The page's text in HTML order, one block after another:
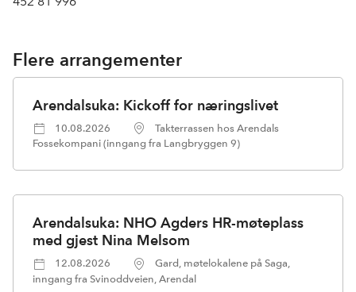
Flere arrangementer
Arendalsuka: Kickoff for næringslivet
10.08.2026
Takterrassen hos Arendals
Fossekompani (inngang fra Langbryggen 9)
Arendalsuka: NHO Agders HR-møteplass
med gjest Nina Melsom
12.08.2026
Gard, møtelokalene på Saga,
inngang fra Svinoddveien, Arendal